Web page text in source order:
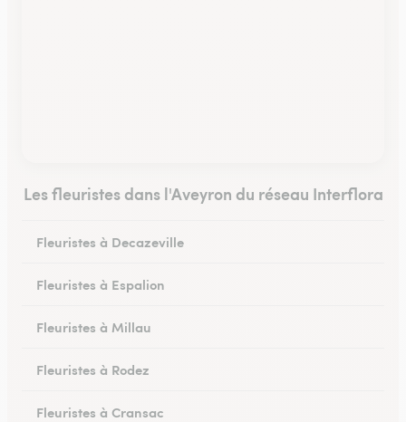
Les fleuristes dans l'Aveyron du réseau Interflora
Fleuristes à Decazeville
Fleuristes à Espalion
Fleuristes à Millau
Fleuristes à Rodez
Fleuristes à Cransac